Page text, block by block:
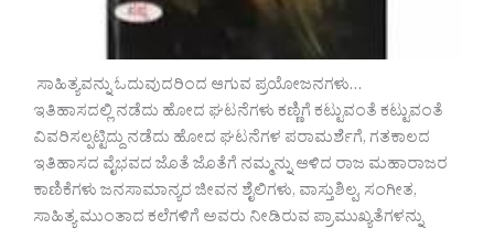
ಸಾಹಿತ್ಯವನ್ನು ಓದುವುದರಿಂದ ಆಗುವ ಪ್ರಯೋಜನಗಳು…
ಇತಿಹಾಸದಲ್ಲಿ ನಡೆದು ಹೋದ ಘಟನೆಗಳು ಕಣ್ಣಿಗೆ ಕಟ್ಟುವಂತೆ ಕಟ್ಟುವಂತೆ
ವಿವರಿಸಲ್ಪಟ್ಟಿದ್ದು ನಡೆದು ಹೋದ ಘಟನೆಗಳ ಪರಾಮರ್ಶೆಗೆ, ಗತಕಾಲದ
ಇತಿಹಾಸದ ವೈಭವದ ಜೊತೆ ಜೊತೆಗೆ ನಮ್ಮನ್ನು ಆಳಿದ ರಾಜ ಮಹಾರಾಜರ
ಕಾಣಿಕೆಗಳು ಜನಸಾಮಾನ್ಯರ ಜೀವನ ಶೈಲಿಗಳು, ವಾಸ್ತುಶಿಲ್ಪ, ಸಂಗೀತ,
ಸಾಹಿತ್ಯ ಮುಂತಾದ ಕಲೆಗಳಿಗೆ ಅವರು ನೀಡಿರುವ ಪ್ರಾಮುಖ್ಯತೆಗಳನ್ನು